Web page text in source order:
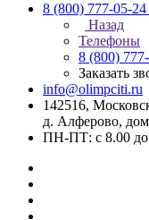
8 (800) 777-05-24
Назад
Телефоны
8 (800)
Заказать
info@olimpciti.ru
142516,
д. Алферово,
ПН-ПТ: с 8.00 до